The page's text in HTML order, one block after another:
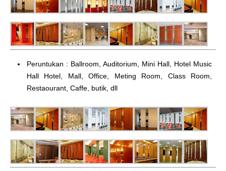
Peruntukan : Ballroom, Auditorium, Mini Hall, Hotel Music
Hall Hotel, Mall, Office, Meting Room, Class Room,
Restaourant, Caffe, butik, dll